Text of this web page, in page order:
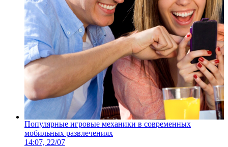
Популярные игровые механики в современных
мобильных развлечениях
14:07, 22/07